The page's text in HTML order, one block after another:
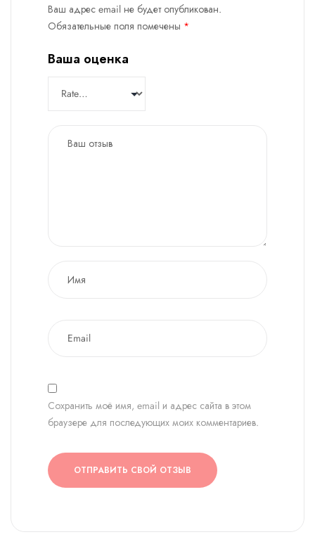
Ваш адрес email не будет опубликован.
Обязательные поля помечены *
Ваша оценка
Сохранить моё имя, email и адрес сайта в этом
браузере для последующих моих комментариев.
ОТПРАВИТЬ СВОЙ ОТЗЫВ